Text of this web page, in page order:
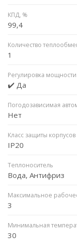
КПД, %
99,4
Количество
1
Регулировка мощности
✔️ Да
Погодозависимая
Нет
Класс защиты
IP20
Теплоноситель
Вода, Антифриз
Максимальное
3
Минимальная
30